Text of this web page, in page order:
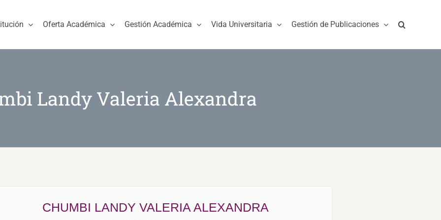
Oferta Académica Gestión Académica Vida Universitaria Gestión de Publicaciones
Landy Valeria Alexandra
CHUMBI LANDY VALERIA ALEXANDRA